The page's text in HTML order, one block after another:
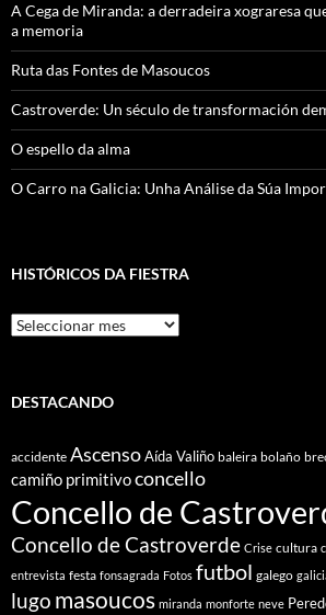
A Cega de Miranda: a derradeira xograresa
a memoria
Ruta das Fontes de Masoucos
Castroverde: Un século de transformación
O espello da alma
O Carro na Galicia: Unha Análise da Súa
HISTÓRICOS DA FIESTRA
Históricos
Da
DESTACANDO
accidente AscensoAída Valiño baleira bolaño
camiño primitivoconcello
Concello de
Concello de Castroverde Crise cultura
entrevista festa fonsagrada Fotos futbol galego
lugo masoucos miranda monforte neve